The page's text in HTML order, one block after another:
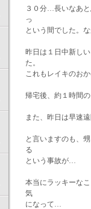
３０分…長いなあ
っ
という間でした。
昨日は１日中新し
た。
これもレイキのお
帰宅後、約１時間
また、昨日は早速
と言いますのも、
る
という事故が…
本当にラッキーな
気
になって…